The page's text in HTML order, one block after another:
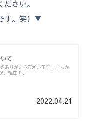
さい。
す。笑）▼
て
ありがとうございます！ せっか
、現在『...
2022.04.21